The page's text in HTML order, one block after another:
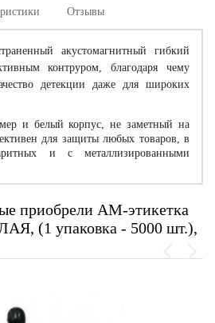
Отзывы
акустомагнитный гибкий
контруром, благодаря чему
детекции даже для широких
и белый корпус, не заметный на
для защиты любых товаров, в
и с металлизированными
приобрели АМ-этикетка
(1 упаковка - 5000 шт.),